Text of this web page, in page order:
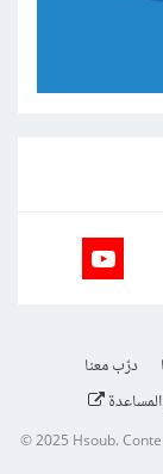
درّب معنا
© 2025Hsoub.